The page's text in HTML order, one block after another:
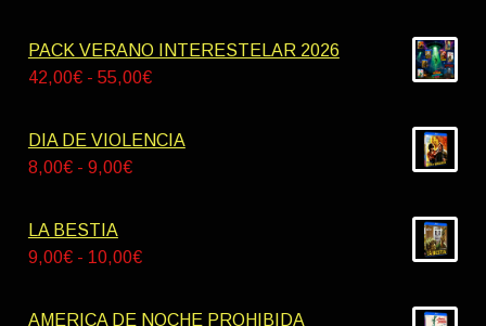
PACK VERANO INTERESTELAR 2026
42,00€ - 55,00€Rango
precios:
DIA DE VIOLENCIA
8,00€ - 9,00€Rango
desde
LA BESTIA
9,00€ - 10,00€Rango
precios:
AMERICA DE NOCHE PROHIBIDA